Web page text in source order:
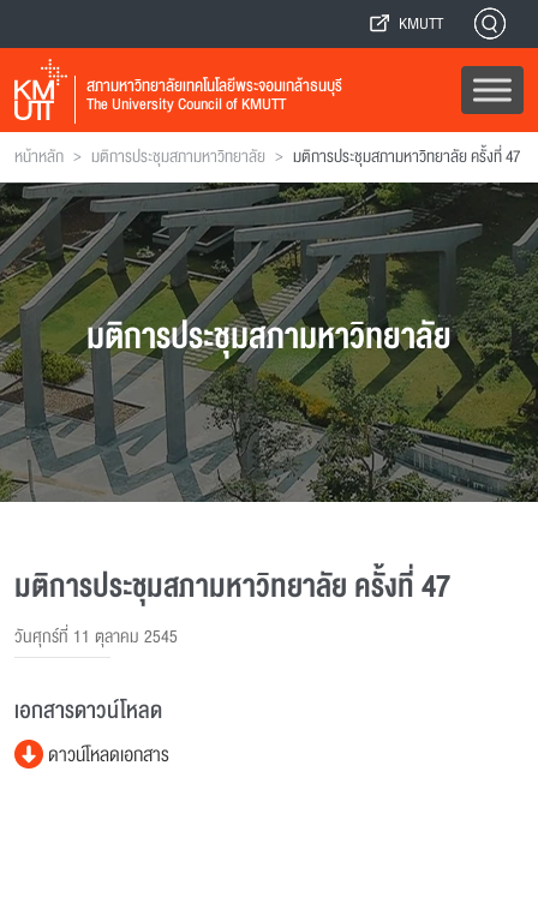
KMUTT
สภามหาวิทยาลัยเทคโนโลยีพระจอมเกล้าธนบุรี
The University Council of KMUTT
หน้าหลัก > มติการประชุมสภามหาวิทยาลัย > มติการประชุมสภามหาวิทยาลัย ครั้งที่ 47
มติการประชุมสภามหาวิทยาลัย
มติการประชุมสภามหาวิทยาลัย ครั้งที่ 47
วันศุกร์ที่ 11 ตุลาคม 2545
เอกสารดาวน์โหลด
ดาวน์โหลดเอกสาร